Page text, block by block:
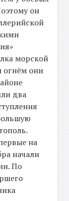
он
морской
огнём они
два
на
начали
По